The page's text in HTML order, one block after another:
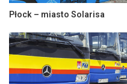
Płock – miasto Solarisa